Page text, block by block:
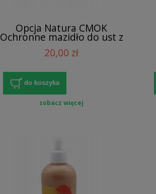
Opcja Natura CMOK
Ochronne mazidło do ust z
żurawiną
20,00 zł
do koszyka
zobacz więcej